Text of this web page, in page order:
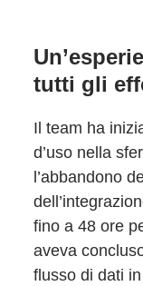
tutti gli
Il team ha
d’uso nella
l’abbandono
fino a 48 ore
aveva
flusso di dati